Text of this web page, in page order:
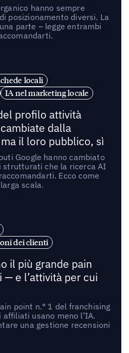
hanno sempre
posizionamento diversi. La
parte – legge entrambi
locali
IA nel marketing locale
profilo attività
dalla
il loro pubblico, sì
Google hanno cambiato
strutturati che la ricerca AI
Ecco come
scala.
dei clienti
il più grande pain
e l’attività per cui
point n.° 1 del franchising
usano meno l’IA.
una gestione recensioni